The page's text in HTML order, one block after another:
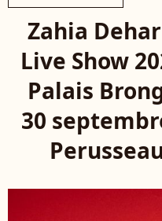
Zahia
Live Show
Palais
30